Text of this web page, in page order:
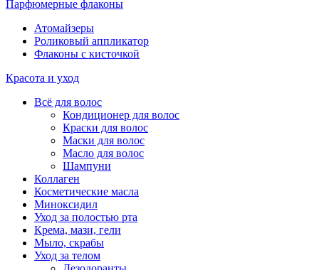
Парфюмерные флаконы
Атомайзеры
Роликовый аппликатор
Флаконы с кисточкой
Красота и уход
Всё для волос
Кондиционер для волос
Краски для волос
Маски для волос
Масло для волос
Шампуни
Коллаген
Косметические масла
Миноксидил
Уход за полостью рта
Крема, мази, гели
Мыло, скрабы
Уход за телом